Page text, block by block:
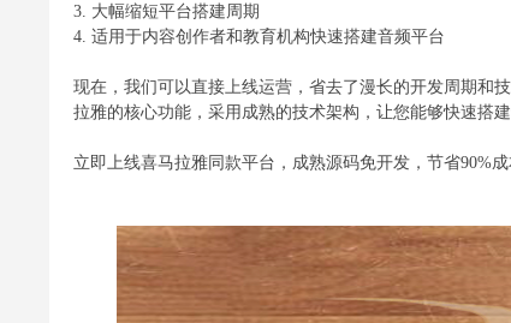
3. 大幅缩短平台搭建周期
4. 适用于内容创作者和教育机构快速搭建音频平台
现在，我们可以直接上线运营，省去了漫长的开发周期和
拉雅的核心功能，采用成熟的技术架构，让您能够快速搭
立即上线喜马拉雅同款平台，成熟源码免开发，节省90%